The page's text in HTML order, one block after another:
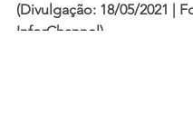
(Divulgação: 18/05/2021
|
InforChannel)